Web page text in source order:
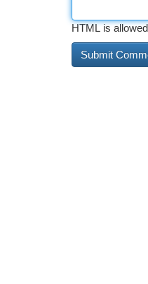
HTML is allowed